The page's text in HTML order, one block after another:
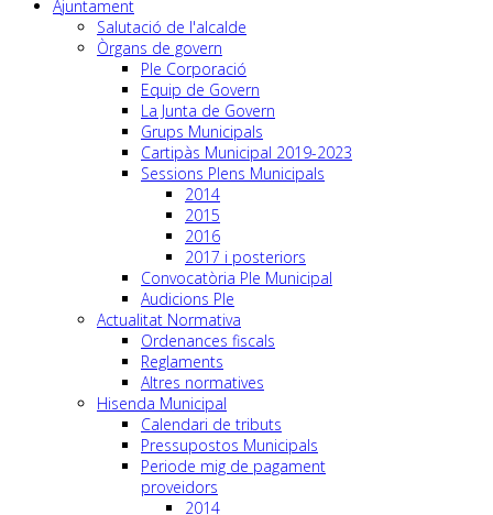
Ajuntament
Salutació de l'alcalde
Òrgans de govern
Ple Corporació
Equip de Govern
La Junta de Govern
Grups Municipals
Cartipàs Municipal 2019-2023
Sessions Plens Municipals
2014
2015
2016
2017 i posteriors
Convocatòria Ple Municipal
Audicions Ple
Actualitat Normativa
Ordenances fiscals
Reglaments
Altres normatives
Hisenda Municipal
Calendari de tributs
Pressupostos Municipals
Periode mig de pagament
proveidors
2014